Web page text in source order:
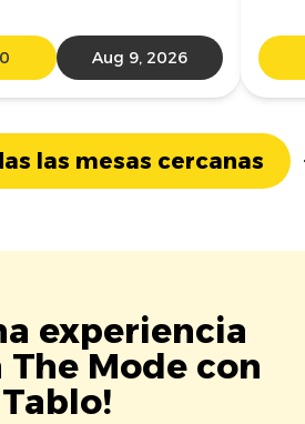
Aug 9, 2026
las mesas cercanas
experiencia
Mode con
Tablo!